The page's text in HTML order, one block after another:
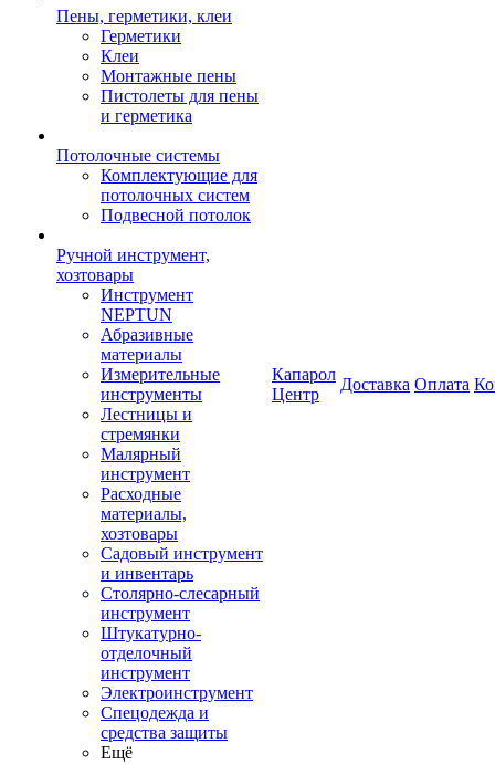
Пены, герметики, клеи
Герметики
Клеи
Монтажные пены
Пистолеты для пены
и герметика
Потолочные системы
Комплектующие для
потолочных систем
Подвесной потолок
Ручной инструмент,
хозтовары
Инструмент
NEPTUN
Абразивные
материалы
Измерительные
инструменты
Лестницы и
стремянки
Малярный
инструмент
Расходные
материалы,
хозтовары
Садовый инструмент
и инвентарь
Столярно-слесарный
инструмент
Штукатурно-
отделочный
инструмент
Электроинструмент
Спецодежда и
средства защиты
Ещё
Капарол
Центр
Доставка Оплата